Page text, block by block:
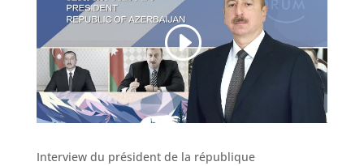
Interview du président de la république